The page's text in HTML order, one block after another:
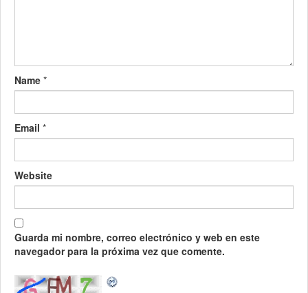
Name *
Email *
Website
Guarda mi nombre, correo electrónico y web en este
navegador para la próxima vez que comente.